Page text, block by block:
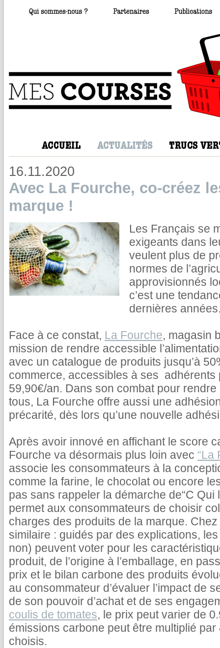
16.11.2020
Avec La Fourche, co-créez
marque !
Les Français se
exigeants dans
veulent plus de
normes de
approvisionnés
c’est une
dernières
Face à ce constat, La Fourche, magasin
mission de rendre accessible
avec un catalogue de produits jusqu’à
commerce, accessibles à ses adhérents
59,90€/an. Dans son combat pour
tous, La Fourche offre aussi une
précarité, dès lors qu’une nouvelle
Après avoir innové en affichant le score
Fourche va désormais plus loin avec “La
associe les consommateurs à la
comme la farine, le chocolat ou encore
pas sans rappeler la démarche de“C Qui
permet aux consommateurs de choisir
charges des produits de la marque.
similaire : guidés par des explications,
non) peuvent voter pour les
produit, de l’origine à l’emballage, en
prix et le bilan carbone des produits
au consommateur d’évaluer l’impact de
de son pouvoir d’achat et de ses
coulis de tomates, le prix peut varier de
émissions carbone peut être multiplié
choisis.